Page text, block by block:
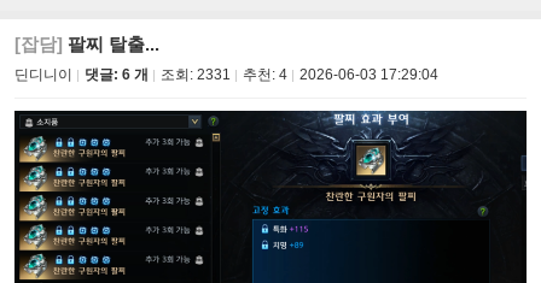
[잡담] 팔찌 탈출...
딘디니이 댓글: 6 개 조회: 2331 추천: 4 2026-06-03 17:29:04